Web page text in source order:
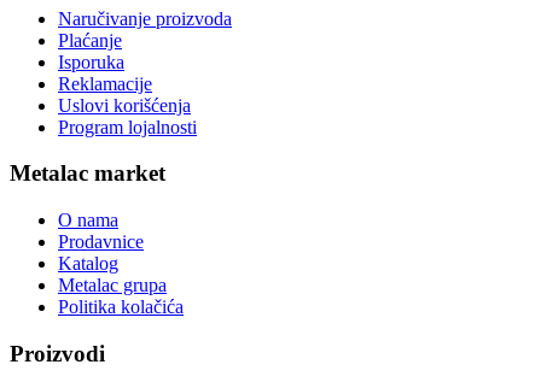
Naručivanje proizvoda
Plaćanje
Isporuka
Reklamacije
Uslovi korišćenja
Program lojalnosti
Metalac market
O nama
Prodavnice
Katalog
Metalac grupa
Politika kolačića
Proizvodi